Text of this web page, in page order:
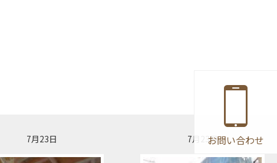
お問い合わせ
7月23日 7月23日